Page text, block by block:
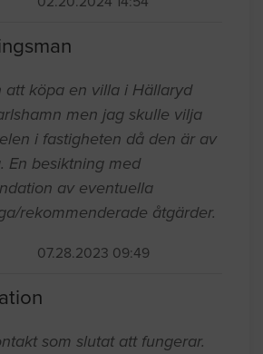
att köpa en villa i Hällaryd
men jag skulle vilja
i fastigheten då den är av
En besiktning med
av eventuella
rekommenderade åtgärder.
07.28.2023 09:49
som slutat att fungerar.